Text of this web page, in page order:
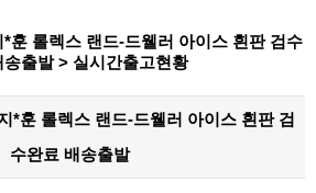
*훈 롤렉스 랜드-드웰러 아이스 흰판 검수
송출발 > 실시간출고현황
*훈 롤렉스 랜드-드웰러 아이스 흰판 검
수완료 배송출발